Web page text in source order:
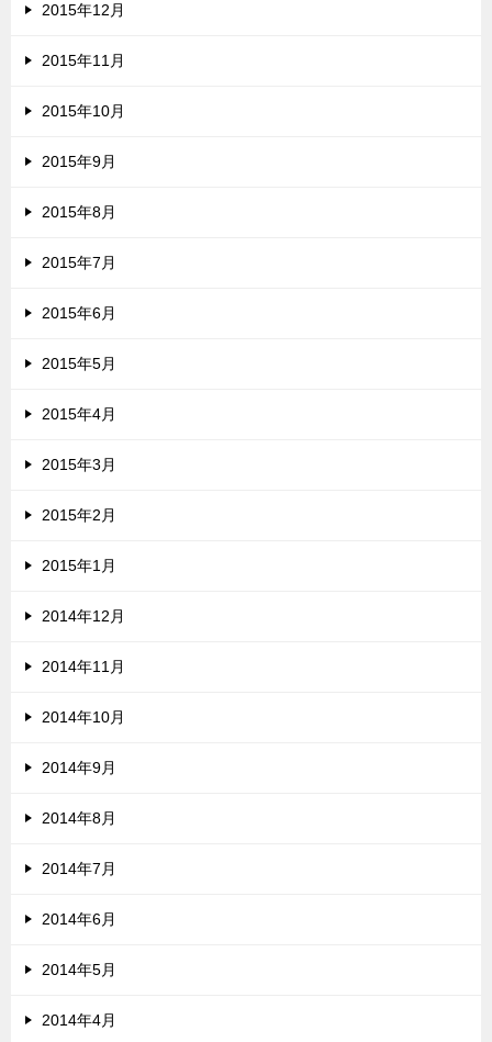
2015年12月
2015年11月
2015年10月
2015年9月
2015年8月
2015年7月
2015年6月
2015年5月
2015年4月
2015年3月
2015年2月
2015年1月
2014年12月
2014年11月
2014年10月
2014年9月
2014年8月
2014年7月
2014年6月
2014年5月
2014年4月